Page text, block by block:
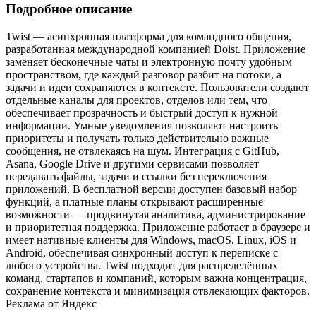
Подробное описание
Twist — асинхронная платформа для командного общения,
разработанная международной компанией Doist. Приложение
заменяет бесконечные чаты и электронную почту удобным
пространством, где каждый разговор разбит на потоки, а
задачи и идеи сохраняются в контексте. Пользователи создают
отдельные каналы для проектов, отделов или тем, что
обеспечивает прозрачность и быстрый доступ к нужной
информации. Умные уведомления позволяют настроить
приоритеты и получать только действительно важные
сообщения, не отвлекаясь на шум. Интеграция с GitHub,
Asana, Google Drive и другими сервисами позволяет
передавать файлы, задачи и ссылки без переключения
приложений. В бесплатной версии доступен базовый набор
функций, а платные планы открывают расширенные
возможности — продвинутая аналитика, администрирование
и приоритетная поддержка. Приложение работает в браузере и
имеет нативные клиенты для Windows, macOS, Linux, iOS и
Android, обеспечивая синхронный доступ к переписке с
любого устройства. Twist подходит для распределённых
команд, стартапов и компаний, которым важна концентрация,
сохранение контекста и минимизация отвлекающих факторов.
Реклама от Яндекс